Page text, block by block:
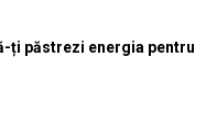
ți păstrezi energia pentru